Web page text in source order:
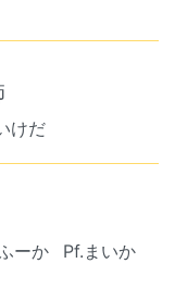
けだ
ーか
Pf.まいか